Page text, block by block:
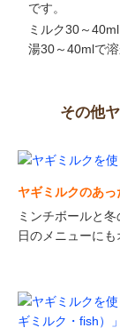
です。
ミルク30～
湯30～40mlで溶
その他
ヤギミルクのあ
ミンチボールと
日のメニューにも